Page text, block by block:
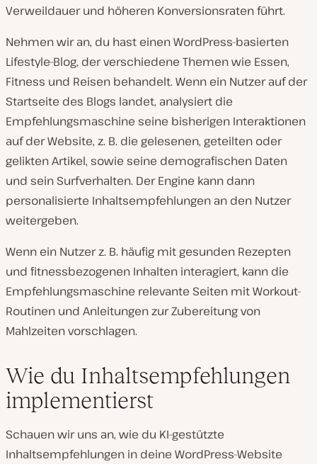
Verweildauer und höheren Konversionsraten führt.
Nehmen wir an, du hast einen WordPress-basierten
Lifestyle-Blog, der verschiedene Themen wie Essen,
Fitness und Reisen behandelt. Wenn ein Nutzer auf der
Startseite des Blogs landet, analysiert die
Empfehlungsmaschine seine bisherigen Interaktionen
auf der Website, z. B. die gelesenen, geteilten oder
gelikten Artikel, sowie seine demografischen Daten
und sein Surfverhalten. Der Engine kann dann
personalisierte Inhaltsempfehlungen an den Nutzer
weitergeben.
Wenn ein Nutzer z. B. häufig mit gesunden Rezepten
und fitnessbezogenen Inhalten interagiert, kann die
Empfehlungsmaschine relevante Seiten mit Workout-
Routinen und Anleitungen zur Zubereitung von
Mahlzeiten vorschlagen.
Wie du Inhaltsempfehlungen
implementierst
Schauen wir uns an, wie du KI-gestützte
Inhaltsempfehlungen in deine WordPress-Website